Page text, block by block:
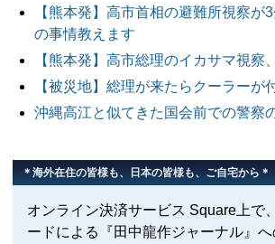
【熊本発】高市首相の避難所視察が
の事情教えます
【熊本発】高市総理のイカサマ視察
【被災地】総理が来たらクーラーが
沖縄高江と似てきた国会前での警察
＊海外在住の皆様も、日本の皆様も、ご自宅から＊
オンライン決済サービス Square上で
ードによる『田中龍作ジャーナル』